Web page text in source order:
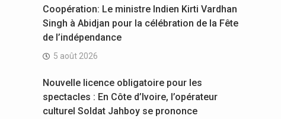
Coopération: Le ministre Indien Kirti Vardhan
Singh à Abidjan pour la célébration de la Fête
de l’indépendance
5 août 2026
Nouvelle licence obligatoire pour les
spectacles : En Côte d’Ivoire, l’opérateur
culturel Soldat Jahboy se prononce